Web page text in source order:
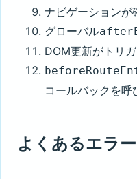
ナビゲーションが
グローバル
DOM更新がトリ
コールバックを呼
よくあるエラ